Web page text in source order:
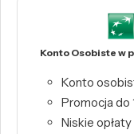
Konto Osobiste w
Konto
Promocja do
Niskie